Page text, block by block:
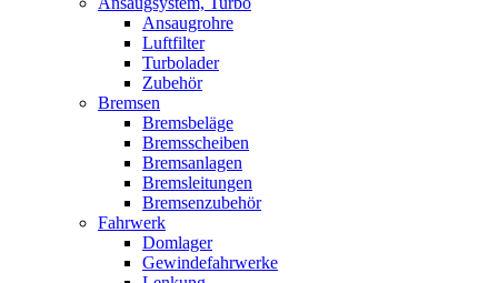
Ansaugrohre
Luftfilter
Turbolader
Zubehör
Bremsen
Bremsbeläge
Bremsscheiben
Bremsanlagen
Bremsleitungen
Bremsenzubehör
Fahrwerk
Domlager
Gewindefahrwerke